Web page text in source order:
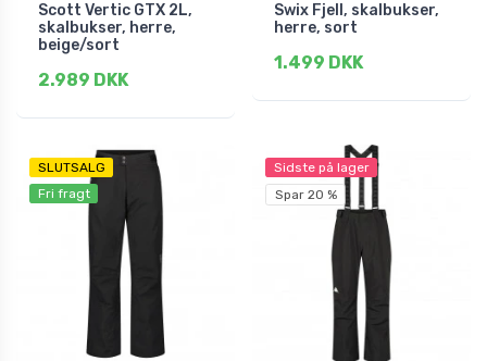
Scott Vertic GTX 2L,
skalbukser, herre,
beige/sort
2.989 DKK
Swix Fjell, skalbukser,
herre, sort
1.499 DKK
SLUTSALG
Fri fragt
Sidste på lager
Spar 20 %